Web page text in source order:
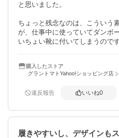
と思いました。
ちょっと残念なのは、こういう
が、仕事中に使っていてダンボ
いちょい靴に付いてしまうので
購入したストア
グラントマトYahoo!ショッピング店
違反報告 いいね0
履きやすいし、デザインも